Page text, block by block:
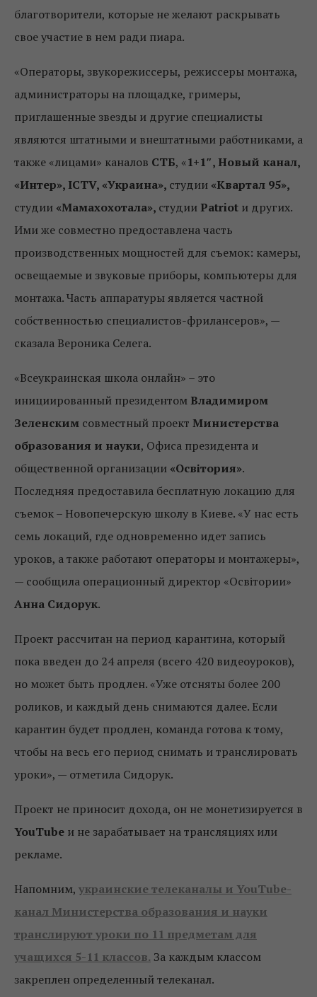
благотворители, которые не желают раскрывать
свое участие в нем ради пиара.
«Операторы, звукорежиссеры, режиссеры монтажа,
администраторы на площадке, гримеры,
приглашенные звезды и другие специалисты
являются штатными и внештатными работниками, а
также «лицами» каналов СТБ, «1+1″, Новый канал,
«Интер», ICTV, «Украина», студии «Квартал 95»,
студии «Мамахохотала», студии Patriot и других.
Ими же совместно предоставлена ​​часть
производственных мощностей для съемок: камеры,
освещаемые и звуковые приборы, компьютеры для
монтажа. Часть аппаратуры является частной
собственностью специалистов-фрилансеров», —
сказала Вероника Селега.
«Всеукраинская школа онлайн» – это
инициированный президентом Владимиром
Зеленским совместный проект Министерства
образования и науки, Офиса президента и
общественной организации «Освітория».
Последняя предоставила бесплатную локацию для
съемок – Новопечерскую школу в Киеве. «У нас есть
семь локаций, где одновременно идет запись
уроков, а также работают операторы и монтажеры»,
— сообщила операционный директор «Освітории»
Анна Сидорук.
Проект рассчитан на период карантина, который
пока введен до 24 апреля (всего 420 видеоуроков),
но может быть продлен. «Уже отсняты более 200
роликов, и каждый день снимаются далее. Если
карантин будет продлен, команда готова к тому,
чтобы на весь его период снимать и транслировать
уроки», — отметила Сидорук.
Проект не приносит дохода, он не монетизируется в
YouТube и не зарабатывает на трансляциях или
рекламе.
Напомним, украинские телеканалы и YouTube-
канал Министерства образования и науки
транслируют уроки по 11 предметам для
учащихся 5-11 классов. За каждым классом
закреплен определенный телеканал.